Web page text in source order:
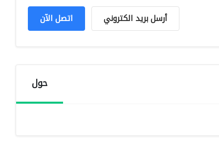
اتصل الآن أرسل بريد الكتروني
حول